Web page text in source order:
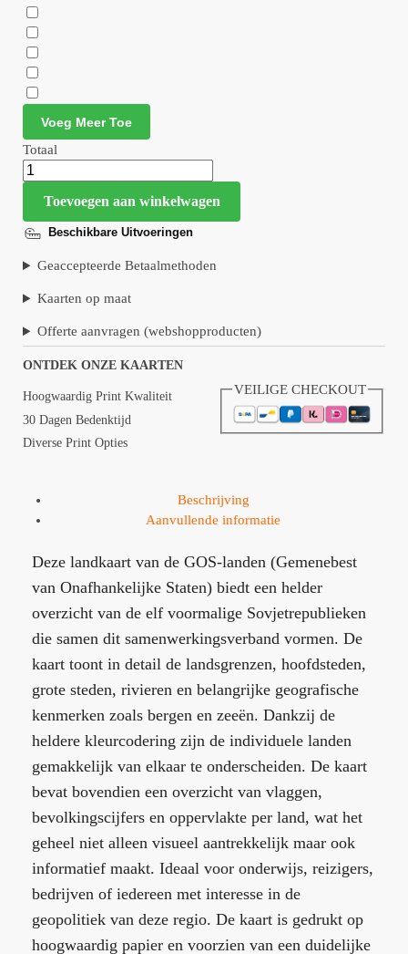
Voeg Meer Toe
Totaal
Toevoegen aan winkelwagen
Beschikbare Uitvoeringen
Geaccepteerde Betaalmethoden
Kaarten op maat
Offerte aanvragen (webshopproducten)
ONTDEK ONZE KAARTEN
Hoogwaardig Print Kwaliteit
30 Dagen Bedenktijd
Diverse Print Opties
VEILIGE CHECKOUT
Beschrijving
Aanvullende informatie
Deze landkaart van de GOS-landen (Gemenebest
van Onafhankelijke Staten) biedt een helder
overzicht van de elf voormalige Sovjetrepublieken
die samen dit samenwerkingsverband vormen. De
kaart toont in detail de landsgrenzen, hoofdsteden,
grote steden, rivieren en belangrijke geografische
kenmerken zoals bergen en zeeën. Dankzij de
heldere kleurcodering zijn de individuele landen
gemakkelijk van elkaar te onderscheiden. De kaart
bevat bovendien een overzicht van vlaggen,
bevolkingscijfers en oppervlakte per land, wat het
geheel niet alleen visueel aantrekkelijk maar ook
informatief maakt. Ideaal voor onderwijs, reizigers,
bedrijven of iedereen met interesse in de
geopolitiek van deze regio. De kaart is gedrukt op
hoogwaardig papier en voorzien van een duidelijke